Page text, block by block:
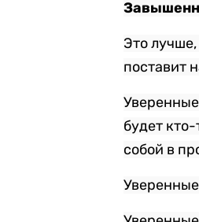
Это
поставит
будет
собой в